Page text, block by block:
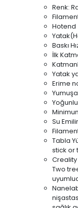
Renk:
Hotend
Baskı
İlk
Yatak
Erime
Su
Tabla
stick or
Creality
Two